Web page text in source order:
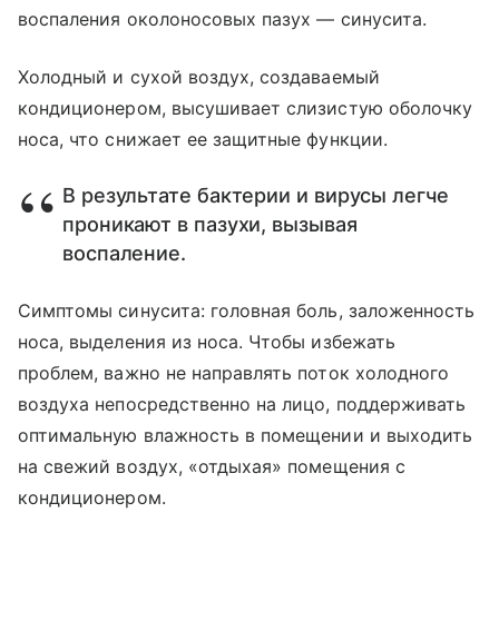
воспаления околоносовых пазух — синусита.
Холодный и сухой воздух, создаваемый
кондиционером, высушивает слизистую оболочку
носа, что снижает ее защитные функции.
В результате бактерии и вирусы легче
проникают в пазухи, вызывая
воспаление.
Симптомы синусита: головная боль, заложенность
носа, выделения из носа. Чтобы избежать
проблем, важно не направлять поток холодного
воздуха непосредственно на лицо, поддерживать
оптимальную влажность в помещении и выходить
на свежий воздух, «отдыхая» помещения с
кондиционером.